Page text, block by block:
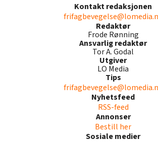
Kontakt redaksjonen
Redaktør
Frode Rønning
Ansvarlig redaktør
Tor A. Godal
Utgiver
LO Media
Tips
Nyhetsfeed
RSS-feed
Annonser
Bestill her
Sosiale medier